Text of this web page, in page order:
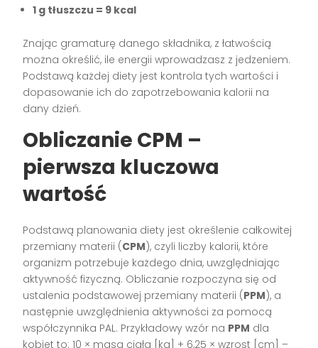
1 g tłuszczu = 9 kcal
Znając gramaturę danego składnika, z łatwością
można określić, ile energii wprowadzasz z jedzeniem.
Podstawą każdej diety jest kontrola tych wartości i
dopasowanie ich do zapotrzebowania kalorii na
dany dzień.
Obliczanie CPM –
pierwsza kluczowa
wartość
Podstawą planowania diety jest określenie całkowitej
przemiany materii (CPM), czyli liczby kalorii, które
organizm potrzebuje każdego dnia, uwzględniając
aktywność fizyczną. Obliczanie rozpoczyna się od
ustalenia podstawowej przemiany materii (PPM), a
następnie uwzględnienia aktywności za pomocą
współczynnika PAL. Przykładowy wzór na PPM dla
kobiet to: 10 × masa ciała [kg] + 6,25 × wzrost [cm] –